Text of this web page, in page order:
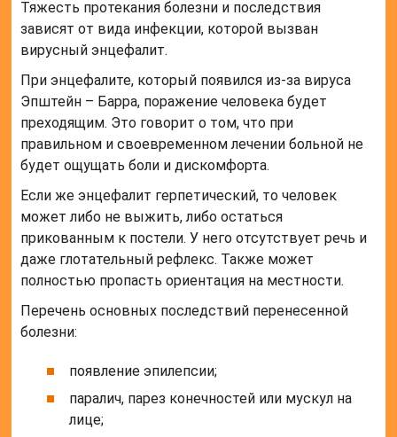
Тяжесть протекания болезни и последствия
зависят от вида инфекции, которой вызван
вирусный энцефалит.
При энцефалите, который появился из-за вируса
Эпштейн – Барра, поражение человека будет
преходящим. Это говорит о том, что при
правильном и своевременном лечении больной не
будет ощущать боли и дискомфорта.
Если же энцефалит герпетический, то человек
может либо не выжить, либо остаться
прикованным к постели. У него отсутствует речь и
даже глотательный рефлекс. Также может
полностью пропасть ориентация на местности.
Перечень основных последствий перенесенной
болезни:
появление эпилепсии;
паралич, парез конечностей или мускул на
лице;